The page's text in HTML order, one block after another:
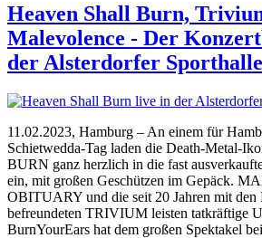
Heaven Shall Burn,
Malevolence - Der
der Alsterdorfer
11.02.2023, Hamburg – An einem für
Schietwedda-Tag laden die Death-Metal-
BURN ganz herzlich in die fast
ein, mit großen Geschützen im Gepäck.
OBITUARY und die seit 20 Jahren mit den
befreundeten TRIVIUM leisten tatkräftige
BurnYourEars hat dem großen Spektakel